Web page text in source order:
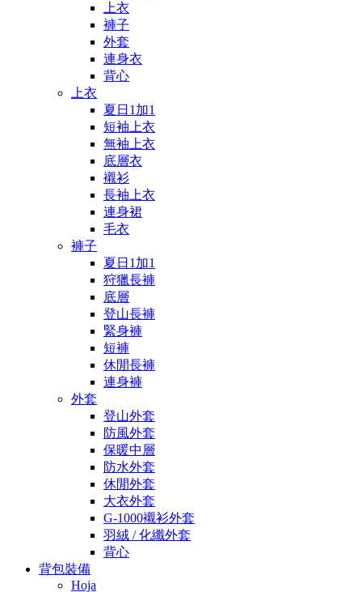
上衣
褲子
外套
連身衣
背心
上衣
夏日1加1
短袖上衣
無袖上衣
底層衣
襯衫
長袖上衣
連身裙
毛衣
褲子
夏日1加1
狩獵長褲
底層
登山長褲
緊身褲
短褲
休閒長褲
連身褲
外套
登山外套
防風外套
保暖中層
防水外套
休閒外套
大衣外套
G-1000襯衫外套
羽絨 / 化纖外套
背心
背包裝備
Hoja